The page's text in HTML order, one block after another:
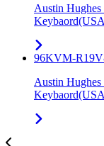
Austin
96KVM-
Austin